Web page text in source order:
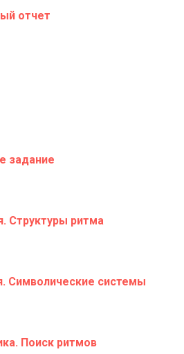
отчет
задание
Структуры ритма
Символические системы
Поиск ритмов